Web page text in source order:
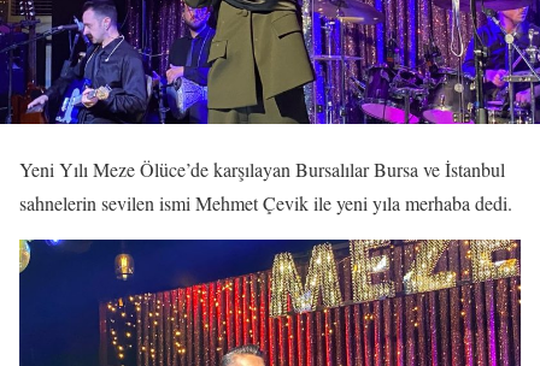
Yeni Yılı Meze Ölüce’de karşılayan Bursalılar Bursa ve İstanbul
sahnelerin sevilen ismi Mehmet Çevik ile yeni yıla merhaba dedi.